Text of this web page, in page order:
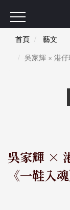
首頁
藝文
吳家輝 × 港
吳家輝 ×
《一鞋入